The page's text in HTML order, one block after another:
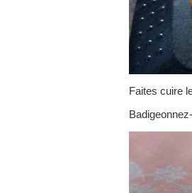
Faites cuire